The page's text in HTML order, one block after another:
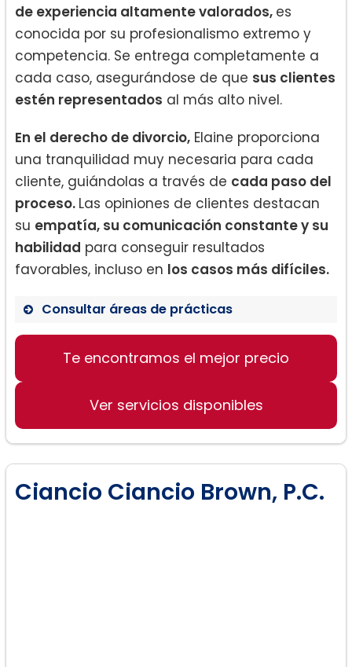
de experiencia altamente valorados, es
conocida por su profesionalismo extremo y
competencia. Se entrega completamente a
cada caso, asegurándose de que sus clientes
estén representados al más alto nivel.
En el derecho de divorcio, Elaine proporciona
una tranquilidad muy necesaria para cada
cliente, guiándolas a través de cada paso del
proceso. Las opiniones de clientes destacan
su empatía, su comunicación constante y su
habilidad para conseguir resultados
favorables, incluso en los casos más difíciles.
Consultar áreas de prácticas
Derecho de divorcio
Violencia doméstica
Te encontramos el mejor precio
Ver servicios disponibles
Ciancio Ciancio Brown, P.C.